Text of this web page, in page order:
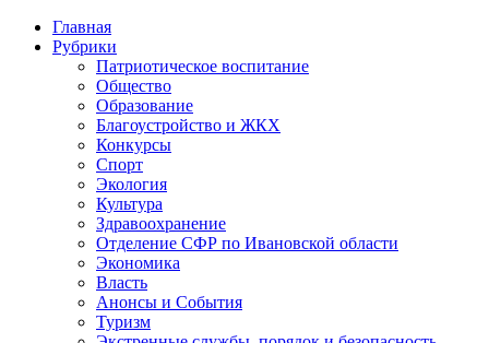
Главная
Рубрики
Патриотическое воспитание
Общество
Образование
Благоустройство и ЖКХ
Конкурсы
Спорт
Экология
Культура
Здравоохранение
Отделение СФР по Ивановской области
Экономика
Власть
Анонсы и События
Туризм